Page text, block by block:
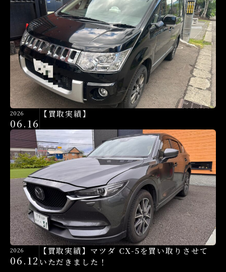
2026
06.16
【買取実績】
2026
06.12
【買取実績】マツダ CX-5を買い取りさせて
いただきました！